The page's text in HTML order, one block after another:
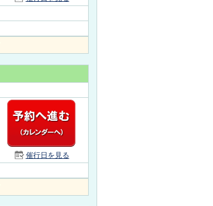
催行日を見る